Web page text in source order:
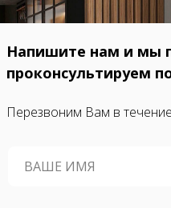
Напишите нам и мы
проконсультируем
Перезвоним Вам в